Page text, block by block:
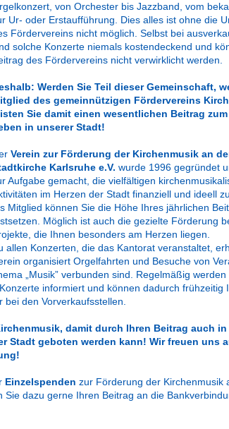
von Orchester bis Jazzband, vom
Ur- oder Erstaufführung. Dies alles ist ohne die
Fördervereins nicht möglich. Selbst bei
solche Konzerte niemals kostendeckend und
des Fördervereins nicht verwirklicht werden.
Werden Sie Teil dieser Gemeinschaft,
des gemeinnützigen Fördervereins
Sie damit einen wesentlichen Beitrag
in unserer Stadt!
Verein zur Förderung der Kirchenmusik an
Karlsruhe e.V. wurde 1996 gegründet
Aufgabe gemacht, die vielfältigen
im Herzen der Stadt finanziell und ideell
Mitglied können Sie die Höhe Ihres jährlichen
Möglich ist auch die gezielte Förderung
die Ihnen besonders am Herzen liegen.
allen Konzerten, die das Kantorat veranstaltet,
organisiert Orgelfahrten und Besuche von
„Musik” verbunden sind. Regelmäßig werden
informiert und können dadurch frühzeitig
den Vorverkaufsstellen.
damit durch Ihren Beitrag auch
Stadt geboten werden kann!Wir freuen uns
Einzelspenden zur Förderung der Kirchenmusik
Sie dazu gerne Ihren Beitrag an die